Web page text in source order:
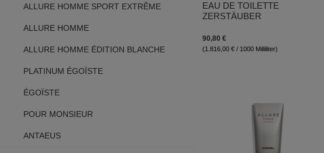
ALLURE HOMME SPORT EXTRÊME
ALLURE HOMME
ALLURE HOMME ÉDITION BLANCHE
PLATINUM ÉGOÏSTE
ÉGOÏSTE
POUR MONSIEUR
ANTAEUS
EAU DE TOILETTE
ZERSTÄUBER
90,80 €
(1.816,00 € / 1000 Milliliter)